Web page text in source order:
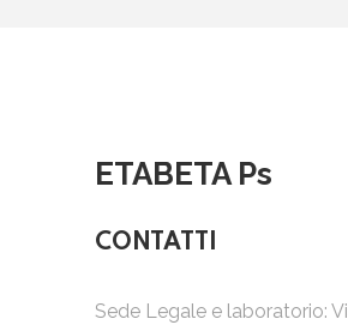
ETABETA Ps
CONTATTI
Sede Legale e laboratorio: